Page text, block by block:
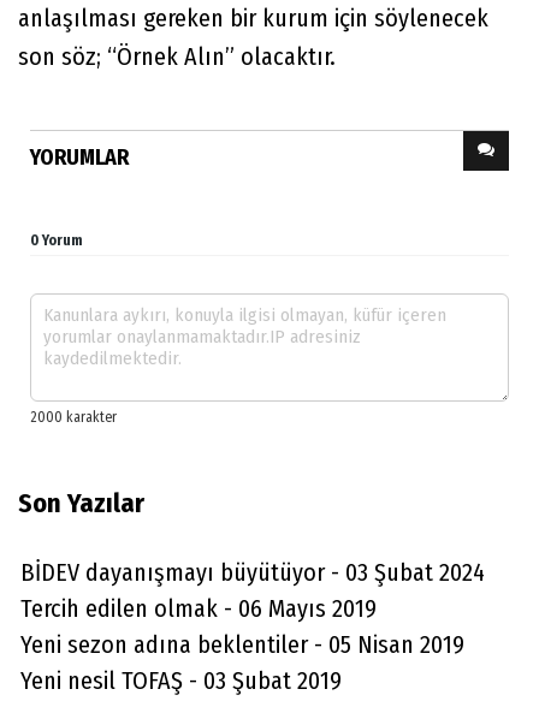
anlaşılması gereken bir kurum için söylenecek
son söz; “Örnek Alın” olacaktır.
YORUMLAR
0 Yorum
Son Yazılar
BİDEV dayanışmayı büyütüyor - 03 Şubat 2024
Tercih edilen olmak - 06 Mayıs 2019
Yeni sezon adına beklentiler - 05 Nisan 2019
Yeni nesil TOFAŞ - 03 Şubat 2019